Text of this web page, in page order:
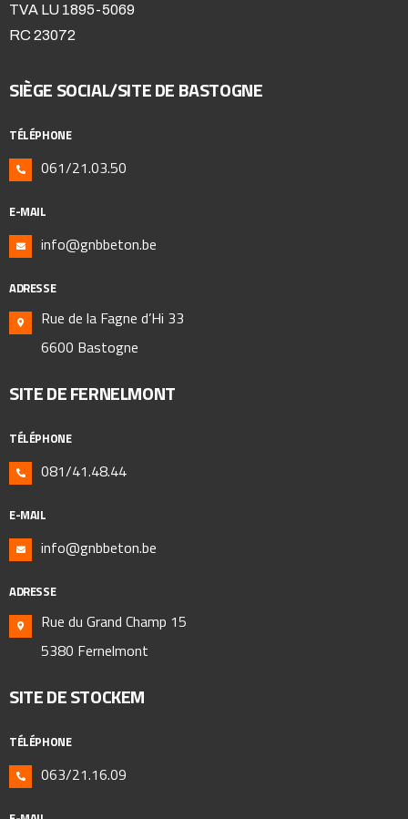
TVA LU 1895-5069
RC 23072
SIÈGE SOCIAL/SITE DE BASTOGNE
TÉLÉPHONE
061/21.03.50
E-MAIL
info@gnbbeton.be
ADRESSE
Rue de la Fagne d’Hi 33
6600 Bastogne
SITE DE FERNELMONT
TÉLÉPHONE
081/41.48.44
E-MAIL
info@gnbbeton.be
ADRESSE
Rue du Grand Champ 15
5380 Fernelmont
SITE DE STOCKEM
TÉLÉPHONE
063/21.16.09